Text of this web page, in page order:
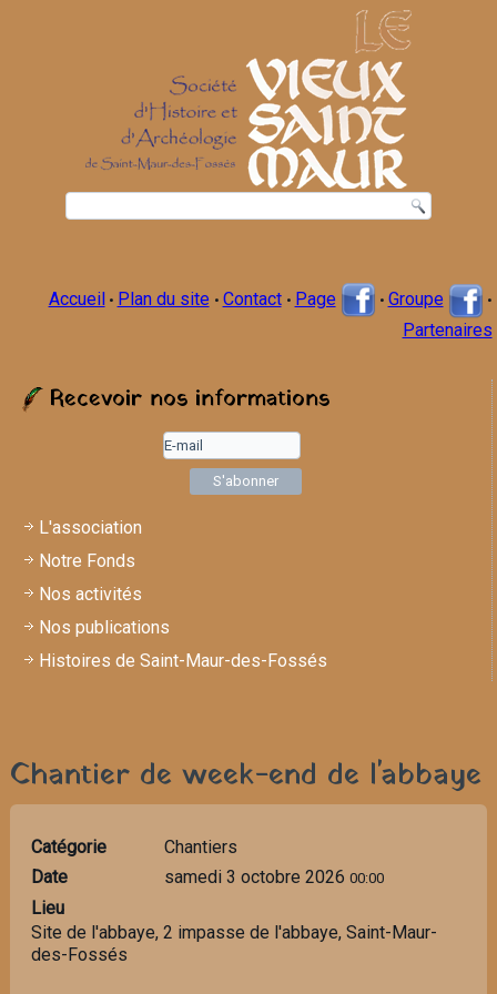
Accueil • Plan du site • Contact • Page • Groupe •
Partenaires
Recevoir nos informations
L'association
Notre Fonds
Nos activités
Nos publications
Histoires de Saint-Maur-des-Fossés
Chantier de week-end de l'abbaye
Catégorie
Chantiers
Date
samedi 3 octobre 2026 00:00
Lieu
Site de l'abbaye, 2 impasse de l'abbaye, Saint-Maur-
des-Fossés